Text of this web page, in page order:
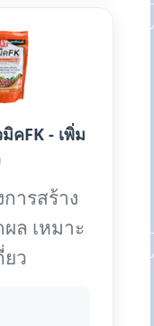
คFK - เพิ่ม
ารสร้าง
ล เหมาะ
ยว